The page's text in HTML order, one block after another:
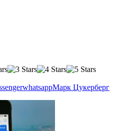
whatsappМарк Цукерберг